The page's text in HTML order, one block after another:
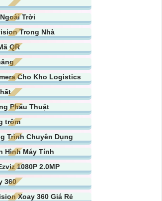
Trời
Trong Nhà
QR
Cho Kho Logistics
Phẩu Thuật
trộm
Trình Chuyên Dụng
Hình Máy Tính
1080P 2.0MP
360
Xoay 360 Giá Rẻ